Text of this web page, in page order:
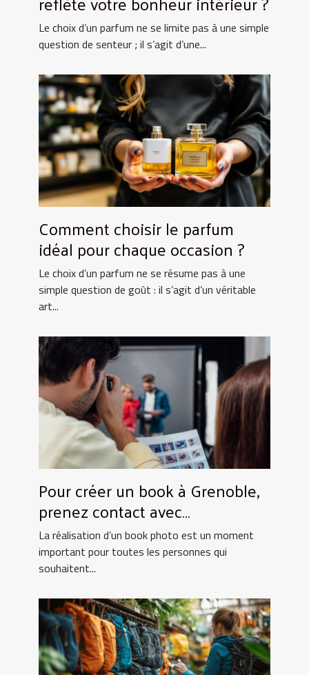
Le choix d’un parfum ne se limite pas à une simple
question de senteur ; il s’agit d’une...
Comment choisir le parfum
idéal pour chaque occasion ?
Le choix d’un parfum ne se résume pas à une
simple question de goût : il s’agit d’un véritable
art...
Pour créer un book à Grenoble,
prenez contact avec
UtopikPhoto !
La réalisation d’un book photo est un moment
important pour toutes les personnes qui
souhaitent...